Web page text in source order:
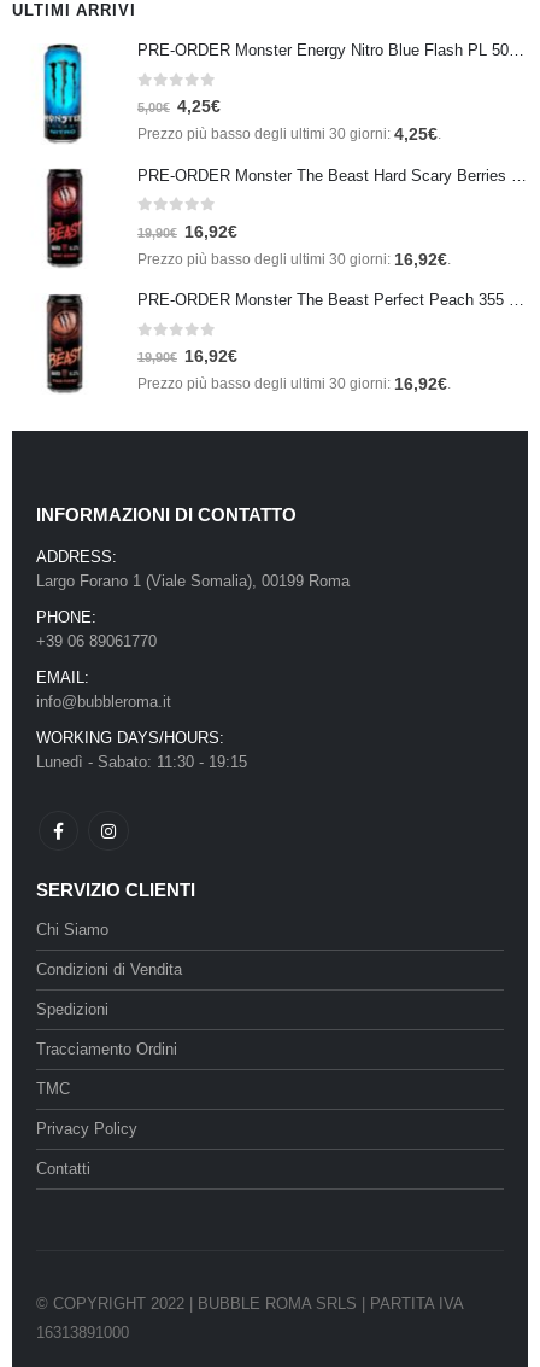
ULTIMI ARRIVI
PRE-ORDER Monster Energy Nitro Blue Flash PL 500 ml IN ARRIVO IL 21 SETTEMBRE
Su 5
5,00€ 4,25€
Prezzo più basso degli ultimi 30 giorni: 4,25€.
Su 5
19,90€ 16,92€
Prezzo più basso degli ultimi 30 giorni: 16,92€
PRE-ORDER Monster The Beast Perfect Peach 355 ml IN ARRIVO ENTRO IL 21 SETTEMBRE
Su 5
19,90€ 16,92€
Prezzo più basso degli ultimi 30 giorni: 16,92€.
INFORMAZIONI DI CONTATTO
ADDRESS:
Largo Forano 1 (Viale Somalia), 00199 Roma
PHONE:
+39 06 89061770
EMAIL:
info@bubbleroma.it
WORKING DAYS/HOURS:
Lunedì - Sabato: 11:30 - 19:15
SERVIZIO CLIENTI
Chi Siamo
Condizioni di Vendita
Spedizioni
Tracciamento Ordini
TMC
Privacy Policy
Contatti
© COPYRIGHT 2022 | BUBBLE ROMA SRLS | PARTITA IVA
16313891000